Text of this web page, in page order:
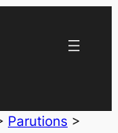
Parutions >